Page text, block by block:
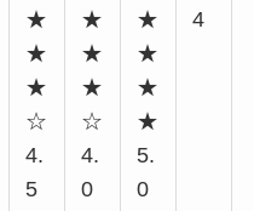
★
★
★
☆
4.
5
★
★
★
☆
4.
0
★
★
★
★
5.
0
4